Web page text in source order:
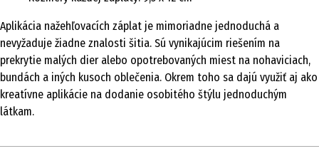
Aplikácia nažehľovacích záplat je mimoriadne jednoduchá a
nevyžaduje žiadne znalosti šitia. Sú vynikajúcim riešením na
prekrytie malých dier alebo opotrebovaných miest na nohaviciach,
bundách a iných kusoch oblečenia. Okrem toho sa dajú využiť aj ako
kreatívne aplikácie na dodanie osobitého štýlu jednoduchým
látkam.